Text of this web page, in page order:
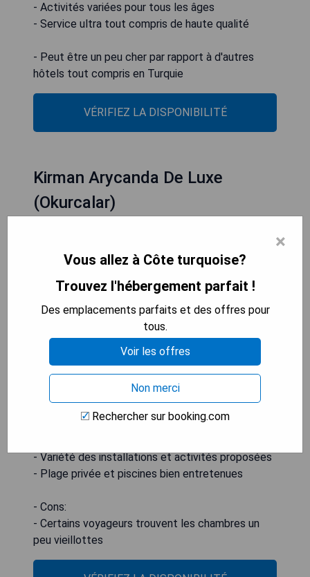
- Activités variées pour tous les âges
- Service ultra tout compris de haute qualité
- Peut être un peu cher par rapport à d'autres
hôtels tout compris en Turquie
VÉRIFIEZ LA DISPONIBILITÉ
Kirman Arycanda De Luxe
(Okurcalar)
- Pros:
- Formule tout compris de qualité
- Variété des installations et activités proposées
- Plage privée et piscines bien entretenues
- Cons:
- Certains voyageurs trouvent les chambres un
×
Vous allez à Côte turquoise?
Trouvez l'hébergement parfait !
Des emplacements parfaits et des offres pour
tous.
Voir les offres
Non merci
Rechercher sur booking.com